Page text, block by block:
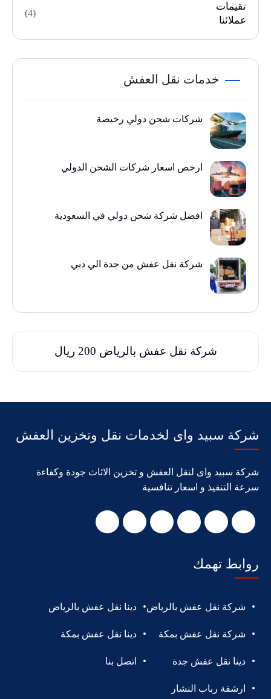
تقيمات
عملائنا
(4)
خدمات نقل العفش
شركات شحن دولي رخيصة
ارخص اسعار شركات الشحن الدولي
افضل شركة شحن دولي في السعودية
شركة نقل عفش من جدة الي دبي
شركة نقل عفش بالرياض 200 ريال
شركة سبيد واى لخدمات نقل وتخزين العفش
شركة سبيد واى لنقل العفش و تخزين الاثاث جودة وكفاءة
سرعة التنفيذ و اسعار تنافسية
روابط تهمك
شركة نقل عفش بالرياض دينا نقل عفش بالرياض
شركة نقل عفش بمكة دينا نقل عفش بمكة
دينا نقل عفش جدة اتصل بنا
ارشفة رباب النشار